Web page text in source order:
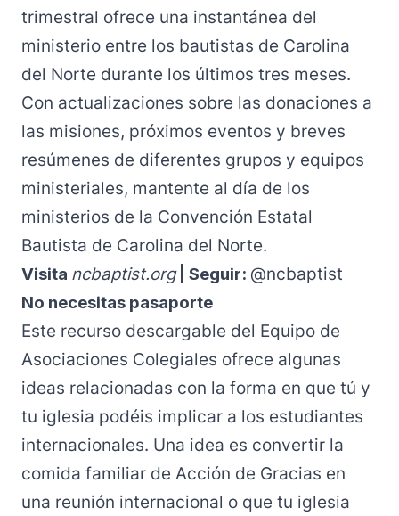
trimestral ofrece una instantánea del
ministerio entre los bautistas de Carolina
del Norte durante los últimos tres meses.
Con actualizaciones sobre las donaciones a
las misiones, próximos eventos y breves
resúmenes de diferentes grupos y equipos
ministeriales, mantente al día de los
ministerios de la Convención Estatal
Bautista de Carolina del Norte.
Visita ncbaptist.org| Seguir: @ncbaptist
No necesitas pasaporte
Este recurso descargable del Equipo de
Asociaciones Colegiales ofrece algunas
ideas relacionadas con la forma en que tú y
tu iglesia podéis implicar a los estudiantes
internacionales. Una idea es convertir la
comida familiar de Acción de Gracias en
una reunión internacional o que tu iglesia